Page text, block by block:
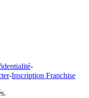
-
-Inscription Franchise